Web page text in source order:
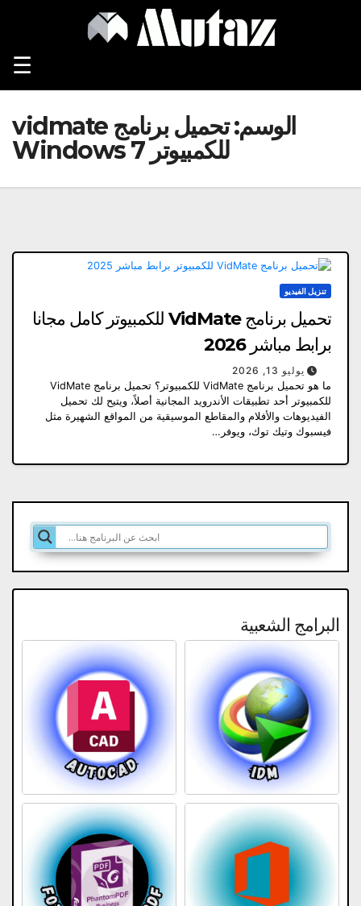
☰
الوسم:
تحميل برنامج vidmate
للكمبيوتر Windows 7
تنزيل الفيديو
تحميل برنامج VidMate للكمبيوتر كامل مجانا
برابط مباشر 2026
يوليو 13, 2026
ما هو تحميل برنامج VidMate للكمبيوتر؟ تحميل برنامج VidMate
للكمبيوتر أحد تطبيقات الأندرويد المجانية أصلاً، ويتيح لك تحميل
الفيديوهات والأفلام والمقاطع الموسيقية من المواقع الشهيرة مثل
فيسبوك وتيك توك، ويوفر…
البرامج الشعبية